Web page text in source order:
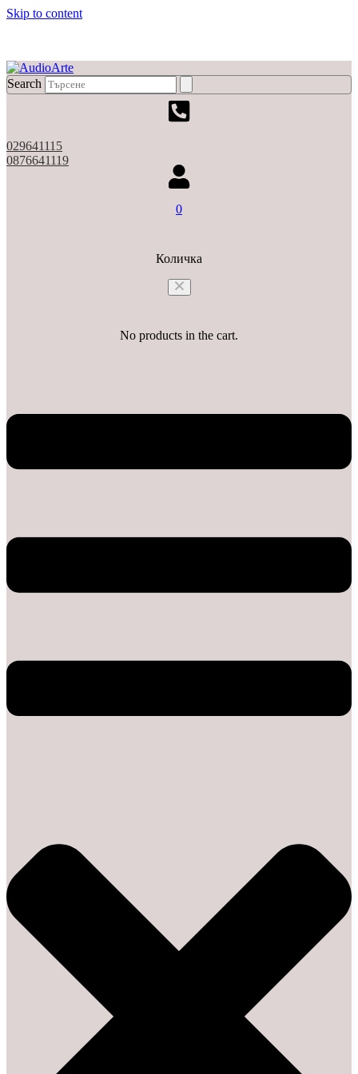
Skip to content
Search
029641115
0876641119
0
Количка
No products in the cart.